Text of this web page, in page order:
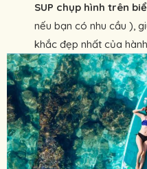
SUP chụp hình trên
nếu bạn có nhu cầu ),
khắc đẹp nhất của